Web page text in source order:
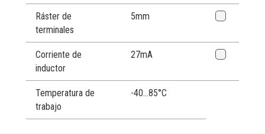
Ráster de
terminales
5mm
Corriente de
inductor
27mA
Temperatura de
trabajo
-40…85°C